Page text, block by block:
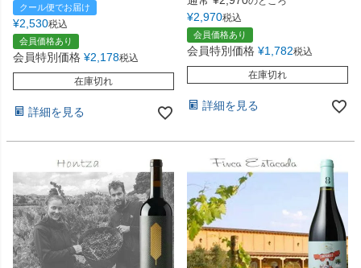
クール便でお届け
¥2,530税込
会員価格あり
会員特別価格 ¥2,178税込
在庫切れ
詳細を見る
¥2,970税込
会員価格あり
会員特別価格 ¥1,782税込
在庫切れ
詳細を見る